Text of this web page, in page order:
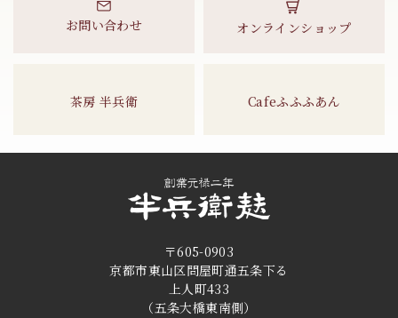
お問い合わせ オンラインショップ
茶房 半兵衛 Cafeふふふあん
〒605-0903
京都市東山区問屋町通五条下る
上人町433
（五条大橋東南側）